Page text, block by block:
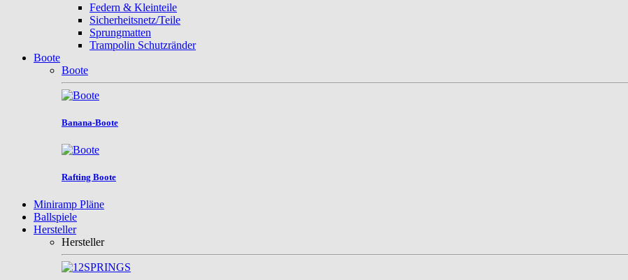
Federn & Kleinteile
Sicherheitsnetz/Teile
Sprungmatten
Trampolin Schutzränder
Boote
Boote
Banana-Boote
Rafting Boote
Miniramp Pläne
Ballspiele
Hersteller
Hersteller